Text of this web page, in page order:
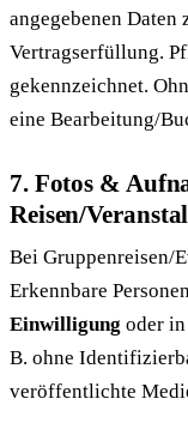
angegebenen
Vertragserfüllung.
gekennzeichnet.
eine Bearbeitung/
7. Fotos &
Reisen/
Bei Gruppenreisen/
Erkennbare
Einwilligung oder
B. ohne
veröffentlichte